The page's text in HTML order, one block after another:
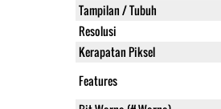
Tampilan / Tubuh
Resolusi
Kerapatan Piksel
Features